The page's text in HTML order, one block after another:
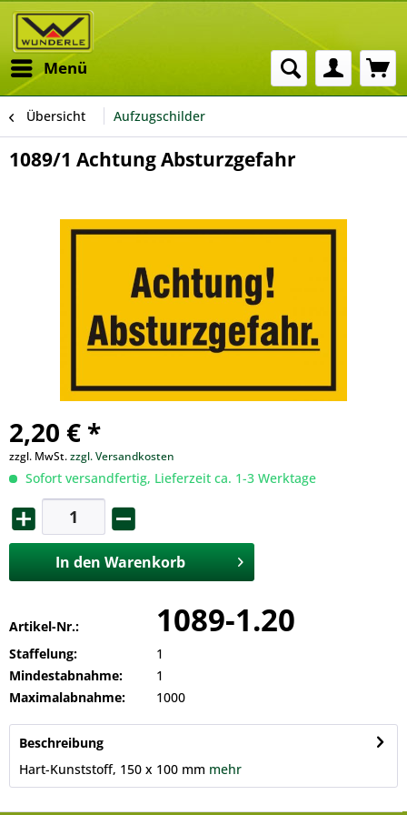
Menü
Übersicht Aufzugschilder
1089/1 Achtung Absturzgefahr
2,20 € *
zzgl. MwSt.zzgl. Versandkosten
Sofort versandfertig, Lieferzeit ca. 1-3 Werktage
In den Warenkorb
Artikel-Nr.: 1089-1.20
Staffelung:
1
Mindestabnahme:
1
Maximalabnahme:
1000
Beschreibung
Hart-Kunststoff, 150 x 100 mm mehr